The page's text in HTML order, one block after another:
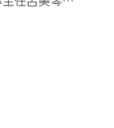
之外更要連